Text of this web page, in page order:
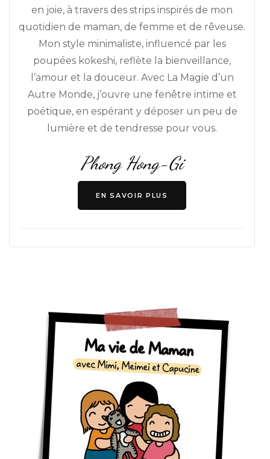
en joie, à travers des strips inspirés de mon
quotidien de maman, de femme et de rêveuse.
Mon style minimaliste, influencé par les
poupées kokeshi, reflète la bienveillance,
l’amour et la douceur. Avec La Magie d’un
Autre Monde, j’ouvre une fenêtre intime et
poétique, en espérant y déposer un peu de
lumière et de tendresse pour vous.
Phong Hong-Gi
EN SAVOIR PLUS